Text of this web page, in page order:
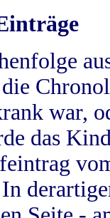
war,
das